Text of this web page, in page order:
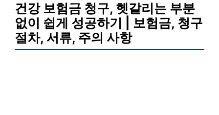
건강 보험금 청구, 헷갈리는 부분
없이 쉽게 성공하기 | 보험금, 청구
절차, 서류, 주의 사항